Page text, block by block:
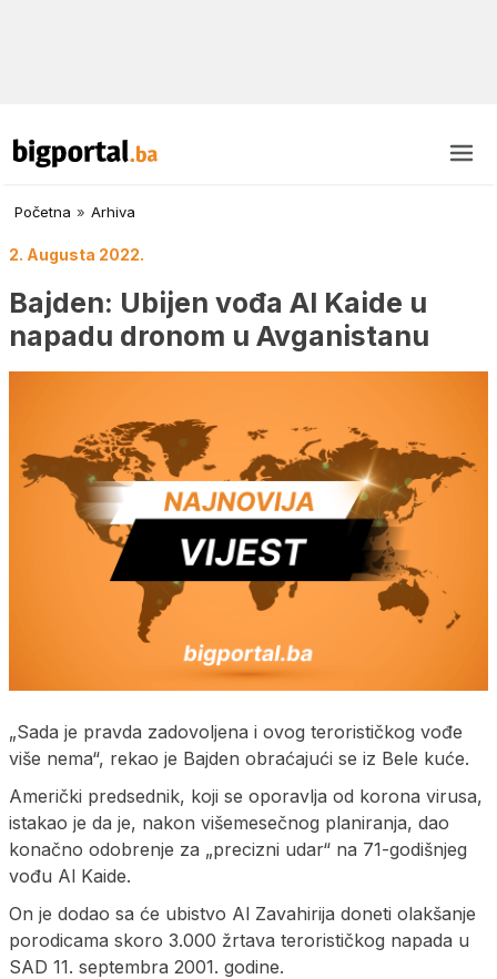
Početna » Arhiva
2. Augusta 2022.
Bajden: Ubijen vođa Al Kaide u
napadu dronom u Avganistanu
„Sada je pravda zadovoljena i ovog terorističkog vođe
više nema“, rekao je Bajden obraćajući se iz Bele kuće.
Američki predsednik, koji se oporavlja od korona virusa,
istakao je da je, nakon višemesečnog planiranja, dao
konačno odobrenje za „precizni udar“ na 71-godišnjeg
vođu Al Kaide.
On je dodao sa će ubistvo Al Zavahirija doneti olakšanje
porodicama skoro 3.000 žrtava terorističkog napada u
SAD 11. septembra 2001. godine.